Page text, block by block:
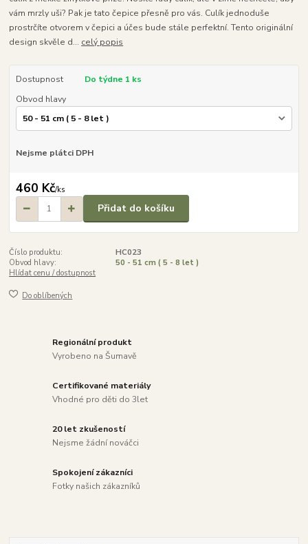
vám mrzly uši? Pak je tato čepice přesně pro vás. Culík jednoduše
prostrčíte otvorem v čepici a účes bude stále perfektní. Tento originální
design skvěle d... celý popis
Dostupnost
Do týdne 1 ks
Obvod hlavy
Nejsme plátci DPH
460 Kč/ks
Přidat do košíku
Číslo produktu:
HC023
Obvod hlavy:
50 - 51 cm ( 5 - 8 let )
Hlídat cenu / dostupnost
Do oblíbených
Regionální produkt
Vyrobeno na Šumavě
Certifikované materiály
Vhodné pro děti do 3let
20 let zkušeností
Nejsme žádní nováčci
Spokojení zákazníci
Fotky našich zákazníků